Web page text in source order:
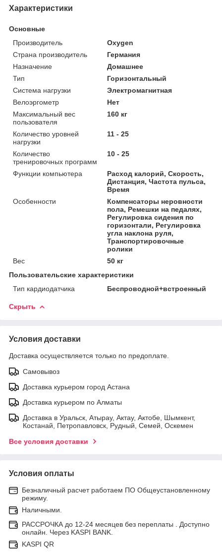
Характеристики
Основные
Производитель
Oxygen
Страна производитель
Германия
Назначение
Домашнее
Тип
Горизонтальный
Система нагрузки
Электромагнитная
Велоэргометр
Нет
Максимальный вес
пользователя
160 кг
Количество уровней
нагрузки
11 - 25
Количество
тренировочных программ
10 - 25
Функции компьютера
Расход калорий, Скорость,
Дистанция, Частота пульса,
Время
Особенности
Компенсаторы неровности
пола, Ремешки на педалях,
Регулировка сидения по
горизонтали, Регулировка
угла наклона руля,
Транспортировочные
ролики
Вес
50 кг
Пользовательские характеристики
Тип кардиодатчика
Беспроводной+встроенный
Скрыть
Условия доставки
Доставка осуществляется только по предоплате.
Самовывоз
Доставка курьером город Астана
Доставка курьером по Алматы
Доставка в Уральск, Атырау, Актау, Актобе, Шымкент,
Костанай, Петропавловск, Рудный, Семей, Оскемен
Все условия доставки
Условия оплаты
Безналичный расчет работаем ПО Общеустановленному
режиму.
Наличными.
РАССРОЧКА до 12-24 месяцев без переплаты . Доступно
онлайн. Через KASPI BANK.
KASPI QR